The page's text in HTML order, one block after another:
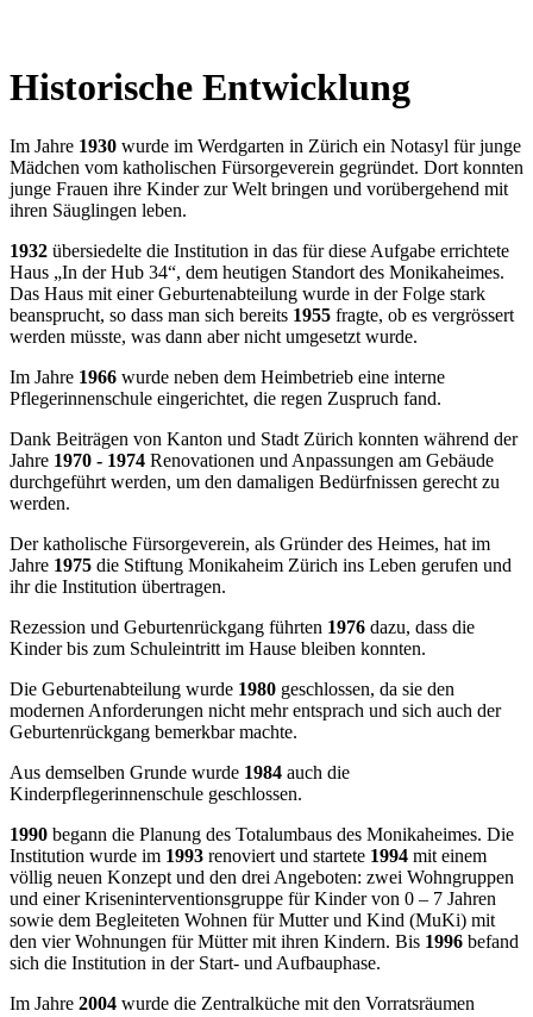
Historische Entwicklung
Im Jahre 1930 wurde im Werdgarten in Zürich ein Notasyl für junge
Mädchen vom katholischen Fürsorgeverein gegründet. Dort konnten
junge Frauen ihre Kinder zur Welt bringen und vorübergehend mit
ihren Säuglingen leben.
1932 übersiedelte die Institution in das für diese Aufgabe errichtete
Haus „In der Hub 34“, dem heutigen Standort des Monikaheimes.
Das Haus mit einer Geburtenabteilung wurde in der Folge stark
beansprucht, so dass man sich bereits 1955 fragte, ob es vergrössert
werden müsste, was dann aber nicht umgesetzt wurde.
Im Jahre 1966 wurde neben dem Heimbetrieb eine interne
Pflegerinnenschule eingerichtet, die regen Zuspruch fand.
Dank Beiträgen von Kanton und Stadt Zürich konnten während der
Jahre 1970 - 1974 Renovationen und Anpassungen am Gebäude
durchgeführt werden, um den damaligen Bedürfnissen gerecht zu
werden.
Der katholische Fürsorgeverein, als Gründer des Heimes, hat im
Jahre 1975 die Stiftung Monikaheim Zürich ins Leben gerufen und
ihr die Institution übertragen.
Rezession und Geburtenrückgang führten 1976 dazu, dass die
Kinder bis zum Schuleintritt im Hause bleiben konnten.
Die Geburtenabteilung wurde 1980 geschlossen, da sie den
modernen Anforderungen nicht mehr entsprach und sich auch der
Geburtenrückgang bemerkbar machte.
Aus demselben Grunde wurde 1984 auch die
Kinderpflegerinnenschule geschlossen.
1990 begann die Planung des Totalumbaus des Monikaheimes. Die
Institution wurde im 1993 renoviert und startete 1994 mit einem
völlig neuen Konzept und den drei Angeboten: zwei Wohngruppen
und einer Kriseninterventionsgruppe für Kinder von 0 – 7 Jahren
sowie dem Begleiteten Wohnen für Mutter und Kind (MuKi) mit
den vier Wohnungen für Mütter mit ihren Kindern. Bis 1996 befand
sich die Institution in der Start- und Aufbauphase.
Im Jahre 2004 wurde die Zentralküche mit den Vorratsräumen